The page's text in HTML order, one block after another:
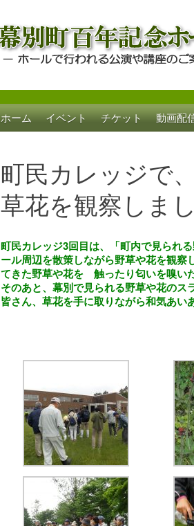
幕別町百年記念
ホールで行われる公演や講座のご案内
ホーム イベント チケット 動画配
町民カレッジで
草花を観察しまし
町民カレッジ3回目は、「町内で見られ
ール周辺を散策しながら野草や花を観
てきた野草や花を 触ったり匂いを嗅い
そのあと、幕別で見られる野草や花のス
皆さん、草花を手に取りながら和気あい